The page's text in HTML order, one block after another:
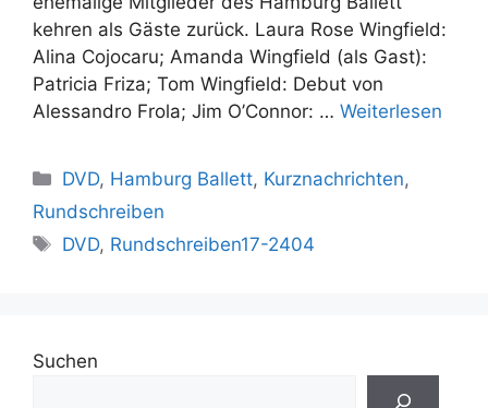
kehren als Gäste zurück. Laura Rose Wingfield:
Alina Cojocaru; Amanda Wingfield (als Gast):
Patricia Friza; Tom Wingfield: Debut von
Alessandro Frola; Jim O’Connor: … Weiterlesen
Kategorien
DVD, Hamburg Ballett, Kurznachrichten,
Rundschreiben
Schlagwörter
DVD, Rundschreiben17-2404
Suchen